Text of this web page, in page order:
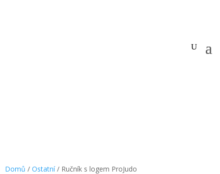
Domů / Ostatní/ Ručník s logem ProJudo